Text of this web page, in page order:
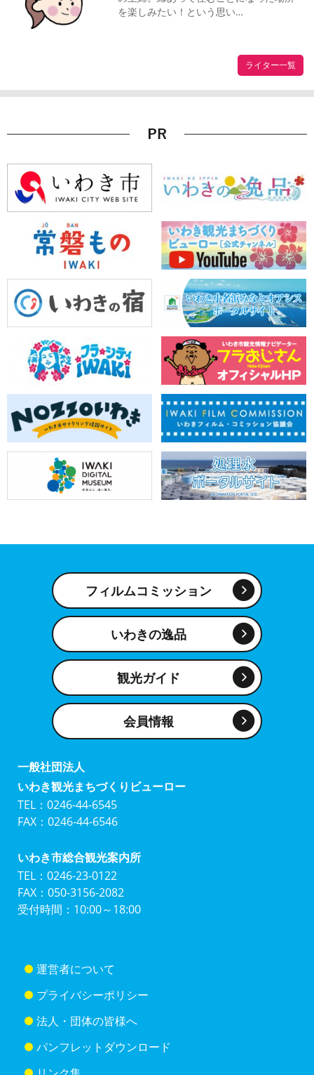
を楽しみたい！という思い…
ライター一覧
フィルムコミッション
いわきの逸品
観光ガイド
会員情報
一般社団法人
いわき観光まちづくりビューロー
TEL：0246-44-6545
FAX：0246-44-6546
いわき市総合観光案内所
TEL：0246-23-0122
FAX：050-3156-2082
受付時間：10:00～18:00
運営者について
プライバシーポリシー
法人・団体の皆様へ
パンフレットダウンロード